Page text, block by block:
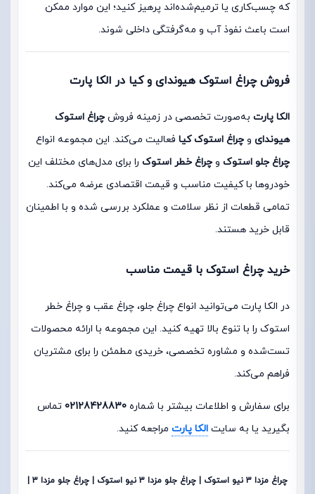
که چسب‌کاری یا ترمیم‌شده‌اند پرهیز کنید؛ این موارد ممکن
است باعث نفوذ آب و مه‌گرفتگی داخلی شوند.
فروش چراغ استوک هیوندای و کیا در الکا پارت
الکا پارت به‌صورت تخصصی در زمینه فروش چراغ استوک
هیوندای و چراغ استوک کیا فعالیت می‌کند. این مجموعه انواع
چراغ جلو استوک و چراغ خطر استوک را برای مدل‌های مختلف این
خودروها با کیفیت مناسب و قیمت اقتصادی عرضه می‌کند.
تمامی قطعات از نظر سلامت و عملکرد بررسی شده و با اطمینان
قابل خرید هستند.
خرید چراغ استوک با قیمت مناسب
در الکا پارت می‌توانید انواع چراغ جلو، چراغ عقب و چراغ خطر
استوک را با تنوع بالا تهیه کنید. این مجموعه با ارائه محصولات
تست‌شده و مشاوره تخصصی، خریدی مطمئن را برای مشتریان
فراهم می‌کند.
برای سفارش و اطلاعات بیشتر با شماره 02128428830 تماس
بگیرید یا به سایت الکا پارت مراجعه کنید.